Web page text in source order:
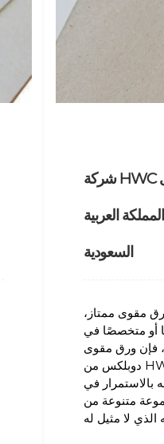
شركة HWC لتجارة الجملة للورق المقوى
العربية
السعودية
مقوى ممتاز،
أو متخصصًا في
فإن ورق مقوى
دوبلكس من HWC هو بالتأكيد شيء يجب
بالاستمرار في
متنوعة من